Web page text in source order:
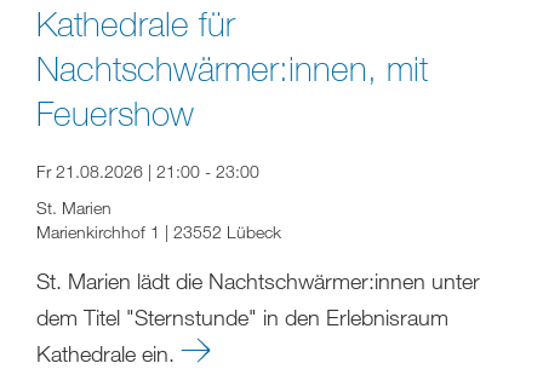
Kathedrale für
Nachtschwärmer:innen, mit
Feuershow
Fr 21.08.2026 | 21:00 - 23:00
St. Marien
Marienkirchhof 1 | 23552 Lübeck
St. Marien lädt die Nachtschwärmer:innen unter
dem Titel "Sternstunde" in den Erlebnisraum
Kathedrale ein.